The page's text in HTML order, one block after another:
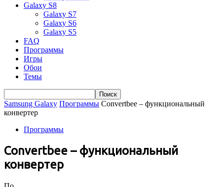
Galaxy S8
Galaxy S7
Galaxy S6
Galaxy S5
FAQ
Программы
Игры
Обои
Темы
Samsung Galaxy Программы Convertbee – функциональный
конвертер
Программы
Convertbee – функциональный
конвертер